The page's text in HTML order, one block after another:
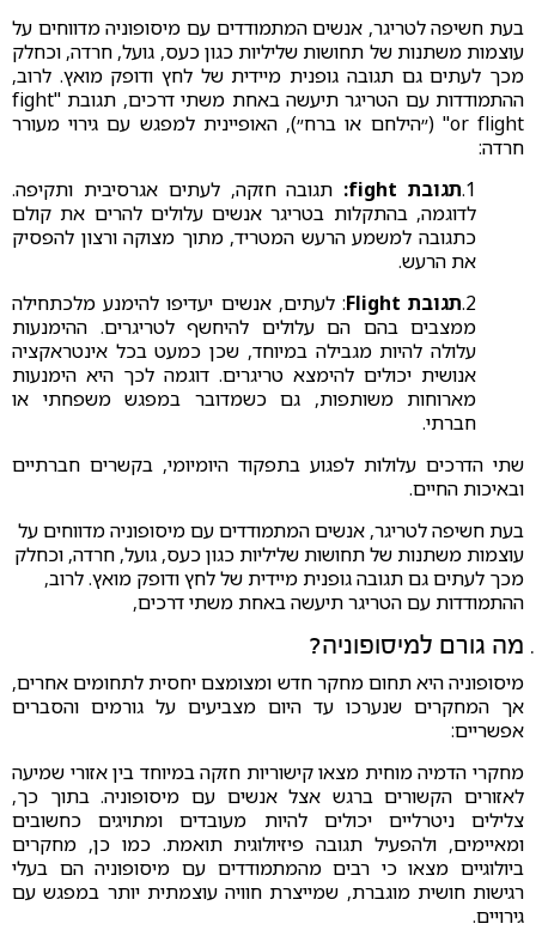
בעת חשיפה לטריגר, אנשים המתמודדים עם מיסופוניה מדווחים על
עוצמות משתנות של תחושות שליליות כגון כעס, גועל, חרדה, וכחלק
מכך לעתים גם תגובה גופנית מיידית של לחץ ודופק מואץ. לרוב,
ההתמודדות עם הטריגר תיעשה באחת משתי דרכים, תגובת "fight
or flight" (״הילחם או ברח״), האופיינית למפגש עם גירוי מעורר
חרדה:
1.תגובת fight:
תגובה חזקה, לעתים אגרסיבית ותקיפה.
לדוגמה, בהתקלות בטריגר אנשים עלולים להרים את קולם
כתגובה למשמע הרעש המטריד, מתוך מצוקה ורצון להפסיק
את הרעש.
2.תגובת Flight
: לעתים, אנשים יעדיפו להימנע מלכתחילה
ממצבים בהם הם עלולים להיחשף לטריגרים. ההימנעות
עלולה להיות מגבילה במיוחד, שכן כמעט בכל אינטראקציה
אנושית יכולים להימצא טריגרים. דוגמה לכך היא הימנעות
מארוחות משותפות, גם כשמדובר במפגש משפחתי או
חברתי.
שתי הדרכים עלולות לפגוע בתפקוד היומיומי, בקשרים חברתיים
ובאיכות החיים.
בעת חשיפה לטריגר, אנשים המתמודדים עם מיסופוניה מדווחים על
עוצמות משתנות של תחושות שליליות כגון כעס, גועל, חרדה, וכחלק
מכך לעתים גם תגובה גופנית מיידית של לחץ ודופק מואץ. לרוב,
ההתמודדות עם הטריגר תיעשה באחת משתי דרכים,
מה גורם למיסופוניה?
מיסופוניה היא תחום מחקר חדש ומצומצם יחסית לתחומים אחרים,
אך המחקרים שנערכו עד היום מצביעים על גורמים והסברים
אפשריים:
מחקרי הדמיה מוחית מצאו קישוריות חזקה במיוחד בין אזורי שמיעה
לאזורים הקשורים ברגש אצל אנשים עם מיסופוניה. בתוך כך,
צלילים ניטרליים יכולים להיות מעובדים ומתויגים כחשובים
ומאיימים, ולהפעיל תגובה פיזיולוגית תואמת. כמו כן, מחקרים
ביולוגיים מצאו כי רבים מהמתמודדים עם מיסופוניה הם בעלי
רגישות חושית מוגברת, שמייצרת חוויה עוצמתית יותר במפגש עם
גירויים.